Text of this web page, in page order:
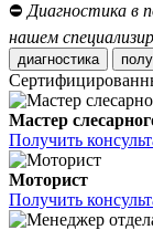
⛔ Диагностика в
нашем
диагностика
Мастер
Получить
Моторист
Получить